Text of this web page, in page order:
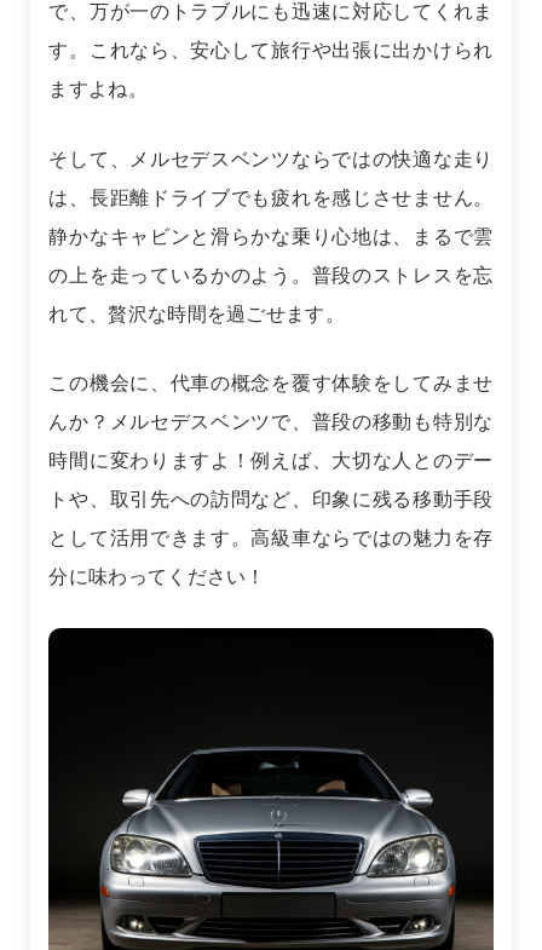
で、万が一のトラブルにも迅速に対応してくれま
す。これなら、安心して旅行や出張に出かけられ
ますよね。
そして、メルセデスベンツならではの快適な走り
は、長距離ドライブでも疲れを感じさせません。
静かなキャビンと滑らかな乗り心地は、まるで雲
の上を走っているかのよう。普段のストレスを忘
れて、贅沢な時間を過ごせます。
この機会に、代車の概念を覆す体験をしてみませ
んか？メルセデスベンツで、普段の移動も特別な
時間に変わりますよ！例えば、大切な人とのデー
トや、取引先への訪問など、印象に残る移動手段
として活用できます。高級車ならではの魅力を存
分に味わってください！